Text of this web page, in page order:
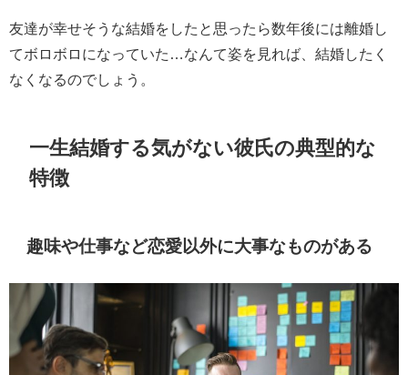
友達が幸せそうな結婚をしたと思ったら数年後には離婚し
てボロボロになっていた…なんて姿を見れば、結婚したく
なくなるのでしょう。
一生結婚する気がない彼氏の典型的な
特徴
趣味や仕事など恋愛以外に大事なものがある